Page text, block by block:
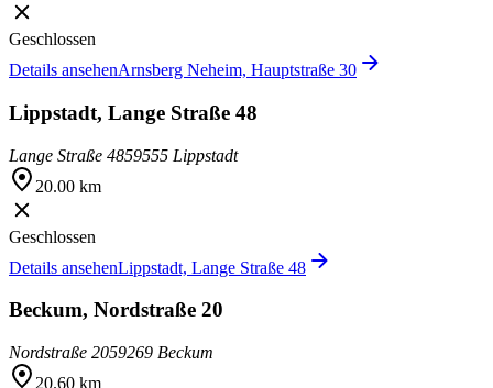
Geschlossen
Details ansehenArnsberg Neheim, Hauptstraße 30
Lippstadt, Lange Straße 48
Lange Straße 4859555 Lippstadt
20.00 km
Geschlossen
Details ansehenLippstadt, Lange Straße 48
Beckum, Nordstraße 20
Nordstraße 2059269 Beckum
20.60 km